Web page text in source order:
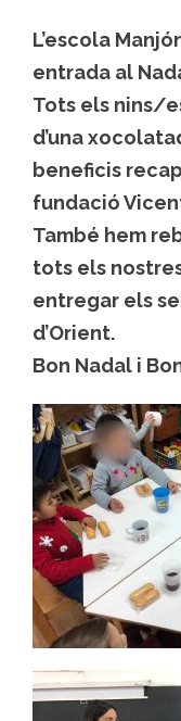
L’escola
entrada al
Tots els nins/
d’una
beneficis
fundació
També hem
tots els
entregar els
d’Orient.
Bon Nadal i